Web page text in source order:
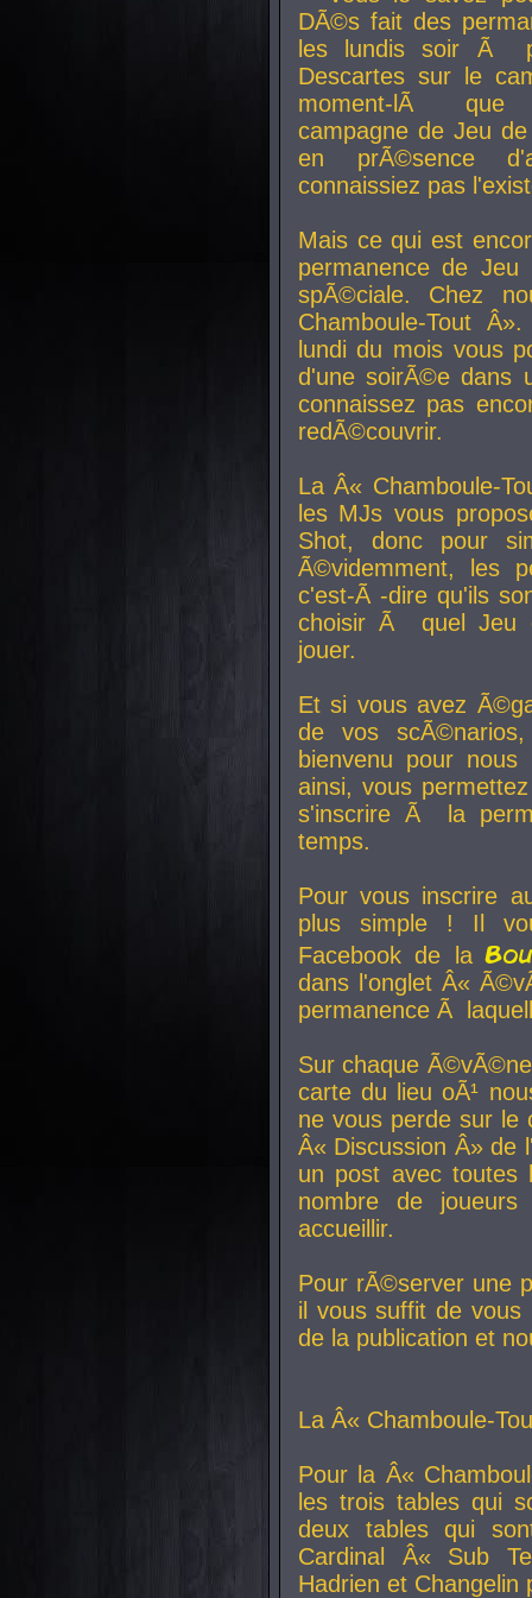
DÃ©s fait des
les lundis soir Ã
Descartes sur le
moment-lÃ que
campagne de Jeu
en prÃ©sence
connaissiez pas
Mais ce qui est
permanence de
spÃ©ciale. Chez
Chamboule-Tout
lundi du mois vous
d'une soirÃ©e dans
connaissez pas
redÃ©couvrir.
La Â« Chamboule-
les MJs vous
Shot, donc pour
Ã©videmment, les
c'est-Ã -dire qu'ils
choisir Ã quel Jeu
jouer.
Et si vous avez
de vos
bienvenu pour
ainsi, vous
s'inscrire Ã la
temps.
Pour vous inscrire
plus simple ! Il
Facebook de la
dans l'onglet Â«
permanence Ã
Sur chaque
carte du lieu oÃ¹
ne vous perde sur le
Â« Discussion Â» de
un post avec toutes
nombre de
accueillir.
Pour rÃ©server une
il vous suffit de vous
de la publication et
La Â« Chamboule-
Pour la Â«
les trois tables qui
deux tables qui
Cardinal
Â« Sub
Hadrien et Changelin